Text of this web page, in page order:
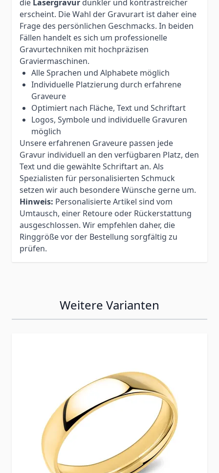
die Lasergravur dunkler und kontrastreicher
erscheint. Die Wahl der Gravurart ist daher eine
Frage des persönlichen Geschmacks. In beiden
Fällen handelt es sich um professionelle
Gravurtechniken mit hochpräzisen
Graviermaschinen.
Alle Sprachen und Alphabete möglich
Individuelle Platzierung durch erfahrene
Graveure
Optimiert nach Fläche, Text und Schriftart
Logos, Symbole und individuelle Gravuren
möglich
Unsere erfahrenen Graveure passen jede
Gravur individuell an den verfügbaren Platz, den
Text und die gewählte Schriftart an. Als
Spezialisten für personalisierten Schmuck
setzen wir auch besondere Wünsche gerne um.
Hinweis: Personalisierte Artikel sind vom
Umtausch, einer Retoure oder Rückerstattung
ausgeschlossen. Wir empfehlen daher, die
Ringgröße vor der Bestellung sorgfältig zu
prüfen.
Weitere Varianten